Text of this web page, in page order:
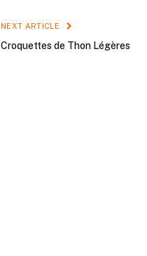
NEXT ARTICLE
Croquettes de Thon Légères